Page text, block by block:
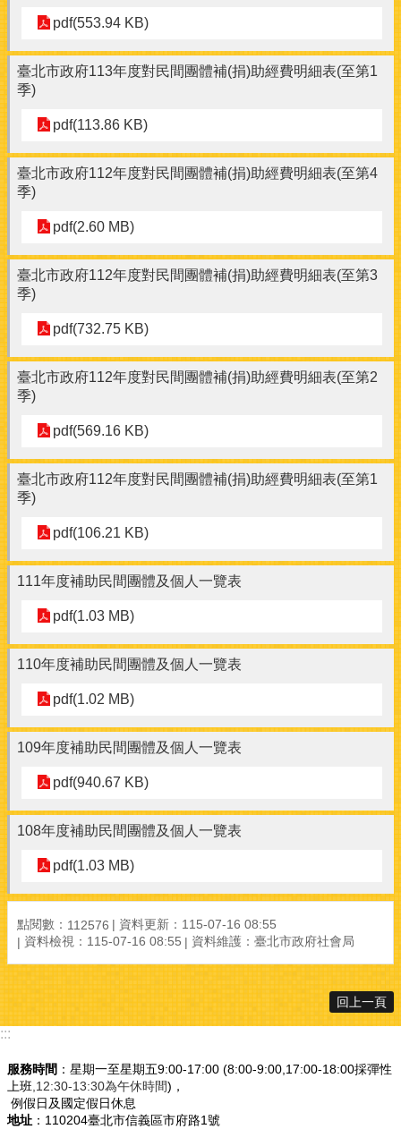
pdf(553.94 KB)
臺北市政府113年度對民間團體補(捐)助經費明細表(至第1
季)
pdf(113.86 KB)
臺北市政府112年度對民間團體補(捐)助經費明細表(至第4
季)
pdf(2.60 MB)
臺北市政府112年度對民間團體補(捐)助經費明細表(至第3
季)
pdf(732.75 KB)
臺北市政府112年度對民間團體補(捐)助經費明細表(至第2
季)
pdf(569.16 KB)
臺北市政府112年度對民間團體補(捐)助經費明細表(至第1
季)
pdf(106.21 KB)
111年度補助民間團體及個人一覽表
pdf(1.03 MB)
110年度補助民間團體及個人一覽表
pdf(1.02 MB)
109年度補助民間團體及個人一覽表
pdf(940.67 KB)
108年度補助民間團體及個人一覽表
pdf(1.03 MB)
點閱數： 112576 資料更新： 115-07-16 08:55
資料檢視： 115-07-16 08:55 資料維護： 臺北市政府社會局
回上一頁
:::
服務時間 ：星期一至星期五9:00-17:00 (8:00-9:00,17:00-18:00採彈性
上班 ,12:30-13:30為午休時間)，
例假日及國定假日休息
地址 ：110204臺北市信義區市府路1號